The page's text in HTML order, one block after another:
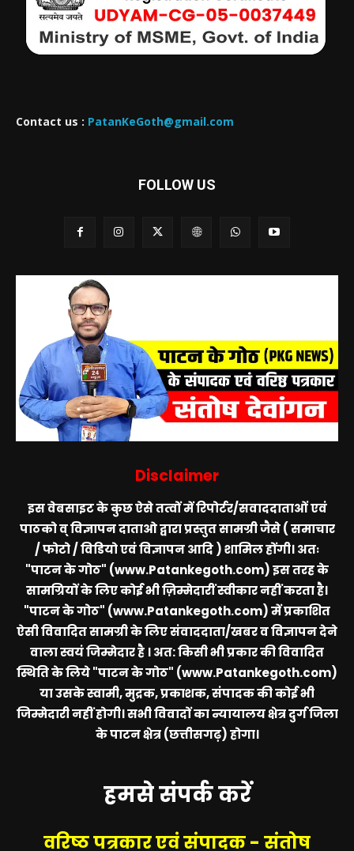
Contact us : PatanKeGoth@gmail.com
FOLLOW US
Disclaimer
इस वेबसाइट के कुछ ऐसे तत्वों में रिपोर्टर/सवाददाताओं एवं
पाठको व् विज्ञापन दाताओ द्वारा प्रस्तुत सामग्री जैसे ( समाचार
/ फोटो / विडियो एवं विज्ञापन आदि ) शामिल होंगी। अतः
"पाटन के गोठ" (www.Patankegoth.com)इस तरह के
सामग्रियों के लिए कोई भी ज़िम्मेदारीं स्वीकार नहीं करता है।
"पाटन के गोठ" (www.Patankegoth.com)में प्रकाशित
ऐसी विवादित सामग्री के लिए संवाददाता/खबर व विज्ञापन देने
वाला स्वयं जिम्मेदार है । अत: किसी भी प्रकार की विवादित
स्थिति के लिये"पाटन के गोठ" (www.Patankegoth.com)
या उसके स्वामी, मुद्रक, प्रकाशक, संपादक की कोई भी
जिम्मेदारी नहीं होगी। सभी विवादों का न्यायालय क्षेत्र दुर्ग जिला
के पाटन क्षेत्र (छत्तीसगढ़) होगा।
हमसे संपर्क करें
वरिष्ठ पत्रकार एवं संपादक - संतोष